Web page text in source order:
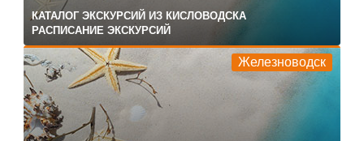
КАТАЛОГ ЭКСКУРСИЙ ИЗ КИСЛОВОДСКА
РАСПИСАНИЕ ЭКСКУРСИЙ
Железноводск